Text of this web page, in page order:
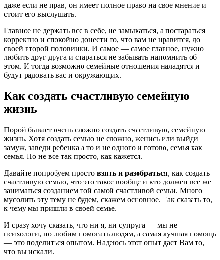
даже если не прав, он имеет полное право на свое мнение и
стоит его выслушать.
Главное не держать все в себе, не замыкаться, а постараться
корректно и спокойно донести то, что вам не нравится, до
своей второй половинки. И самое — самое главное, нужно
любить друг друга и стараться не забывать напомнить об
этом. И тогда возможно семейные отношения наладятся и
будут радовать вас и окружающих.
Как создать счастливую семейную
жизнь
Порой бывает очень сложно создать счастливую, семейную
жизнь. Хотя создать семью не сложно, женись или выйди
замуж, заведи ребенка а то и не одного и готово, семья как
семья. Но не все так просто, как кажется.
Давайте попробуем просто взять и разобраться, как создать
счастливую семью, что это такое вообще и кто должен все же
заниматься созданием той самой счастливой семьи. Много
мусолить эту тему не будем, скажем основное. Так сказать то,
к чему мы пришли в своей семье.
И сразу хочу сказать, что ни я, ни супруга — мы не
психологи, но любим помогать людям, а самая лучшая помощь
— это поделиться опытом. Надеюсь этот опыт даст Вам то,
что вы искали.